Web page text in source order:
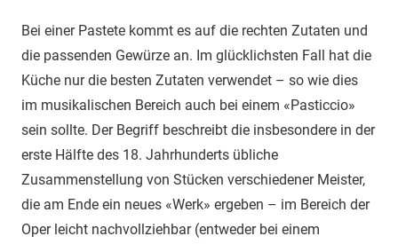
Bei einer Pastete kommt es auf die rechten Zutaten und
die passenden Gewürze an. Im glücklichsten Fall hat die
Küche nur die besten Zutaten verwendet – so wie dies
im musikalischen Bereich auch bei einem «Pasticcio»
sein sollte. Der Begriff beschreibt die insbesondere in der
erste Hälfte des 18. Jahrhunderts übliche
Zusammenstellung von Stücken verschiedener Meister,
die am Ende ein neues «Werk» ergeben – im Bereich der
Oper leicht nachvollziehbar (entweder bei einem